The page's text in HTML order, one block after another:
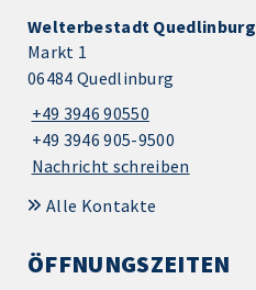
Welterbestadt Quedlinburg
Markt 1
06484 Quedlinburg
+49 3946 90550
+49 3946 905-9500
Nachricht schreiben
Alle Kontakte
ÖFFNUNGSZEITEN